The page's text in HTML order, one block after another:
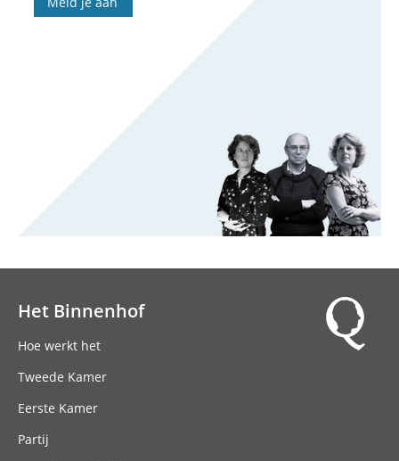
Het Binnenhof
Hoe werkt het
Tweede Kamer
Eerste Kamer
Partij